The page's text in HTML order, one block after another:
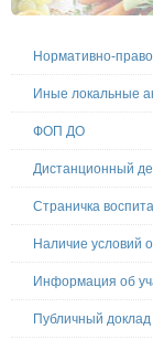
Нормативно-
Иные локальные
ФОП ДО
Дистанционный
Страничка
Наличие условий
Информация об
Публичный доклад